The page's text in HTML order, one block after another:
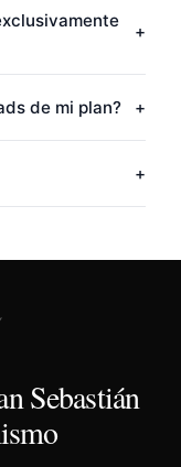
+
de mi plan? +
+
Sebastián